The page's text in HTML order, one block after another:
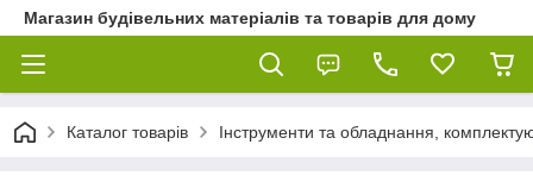
Магазин будівельних матеріалів та товарів для дому
Каталог товарів Інструменти та обладнання,